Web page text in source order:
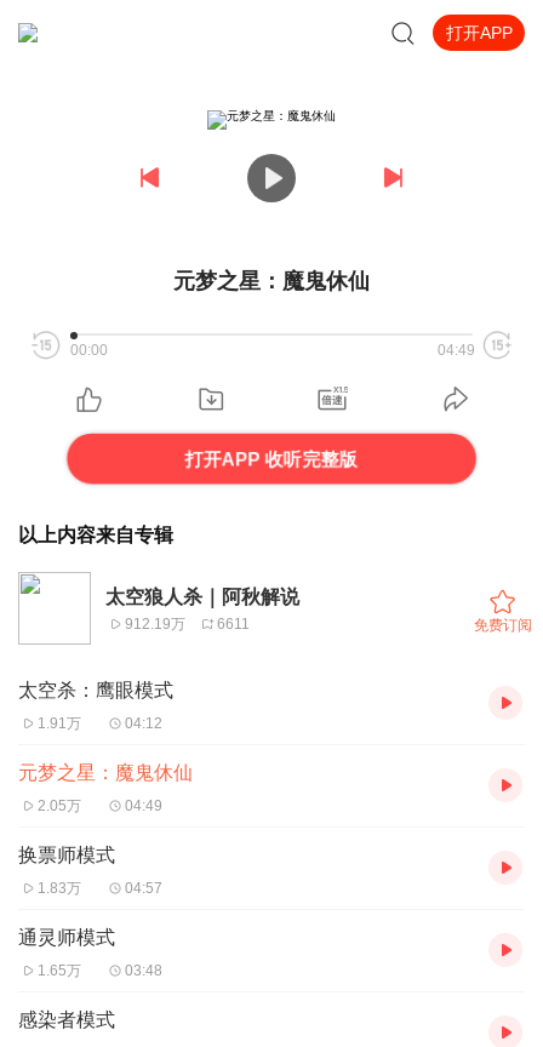
打开APP
元梦之星：魔鬼休仙
00:00 04:49
打开APP 收听完整版
以上内容来自专辑
太空狼人杀｜阿秋解说
912.19万 6611 免费订阅
太空杀：鹰眼模式
1.91万 04:12
元梦之星：魔鬼休仙
2.05万 04:49
换票师模式
1.83万 04:57
通灵师模式
1.65万 03:48
感染者模式